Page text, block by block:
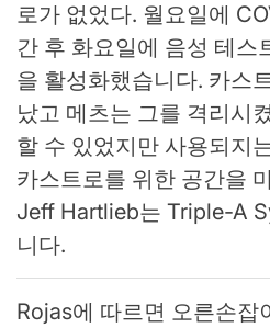
로가 없었다. 월요일에
간 후 화요일에 음성 테스
을 활성화했습니다. 카스
났고 메츠는 그를 격리시
할 수 있었지만 사용되지
카스트로를 위한 공간을
Jeff Hartlieb는 Triple-A
니다.
Rojas에 따르면 오른손잡